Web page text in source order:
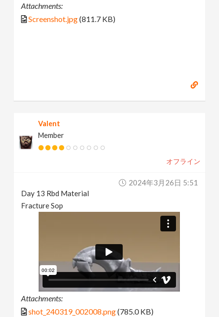
Attachments:
Screenshot.jpg(811.7 KB)
Valent
Member
オフライン
2024年3月26日 5:51
Day 13 Rbd Material
Fracture Sop
Attachments:
shot_240319_002008.png(785.0 KB)